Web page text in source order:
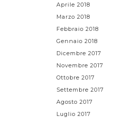
Aprile 2018
Marzo 2018
Febbraio 2018
Gennaio 2018
Dicembre 2017
Novembre 2017
Ottobre 2017
Settembre 2017
Agosto 2017
Luglio 2017